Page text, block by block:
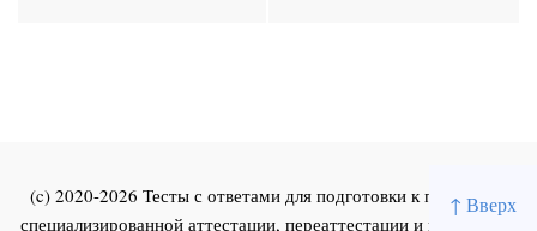
↑ Вверх
(c) 2020-2026 Тесты с ответами для подготовки к первичной
специализированной аттестации, переаттестации и повышения